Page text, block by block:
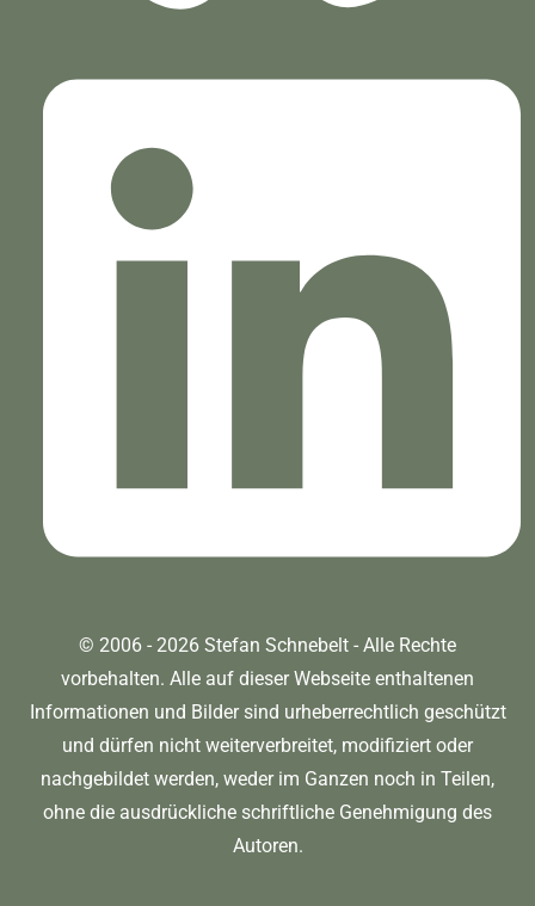
© 2006 - 2026 Stefan Schnebelt - Alle Rechte
vorbehalten. Alle auf dieser Webseite enthaltenen
Informationen und Bilder sind urheberrechtlich geschützt
und dürfen nicht weiterverbreitet, modifiziert oder
nachgebildet werden, weder im Ganzen noch in Teilen,
ohne die ausdrückliche schriftliche Genehmigung des
Autoren.